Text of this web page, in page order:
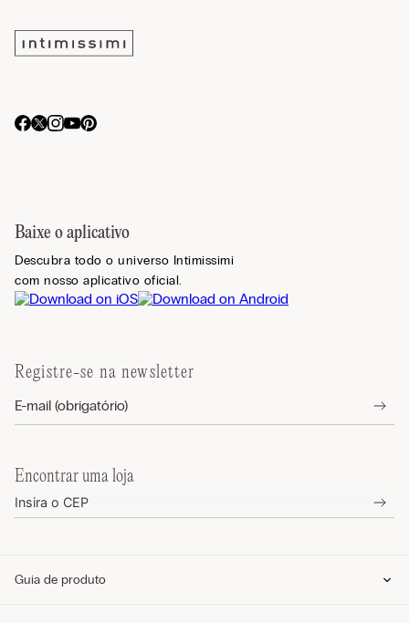
Baixe o aplicativo
Descubra todo o universo Intimissimi
com nosso aplicativo oficial.
Registre-se na newsletter
Encontrar uma loja
Guia de produto